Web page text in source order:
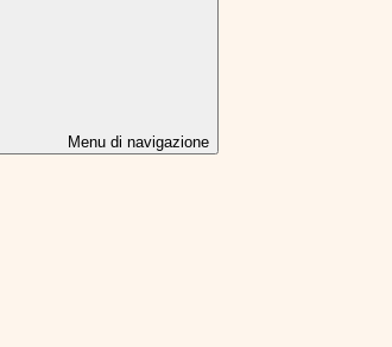
Menu di navigazione